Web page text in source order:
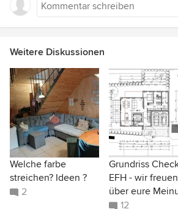
Weitere Diskussionen
Welche farbe
streichen? Ideen ?
2
Grundriss
EFH - wir
über eure
12